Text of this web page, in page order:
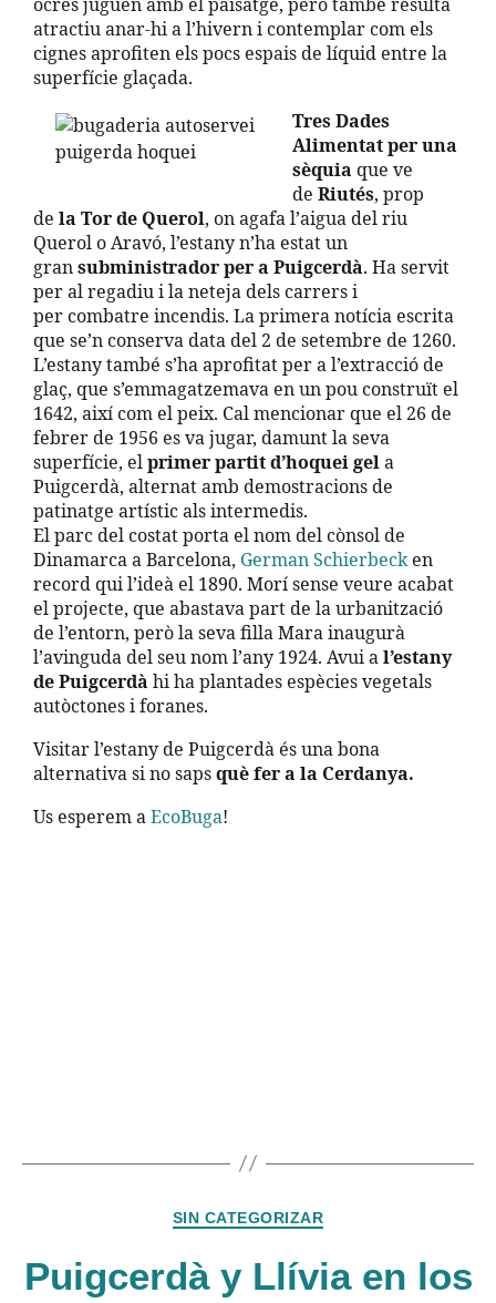
ocres juguen amb el paisatge, però també resulta
atractiu anar-hi a l’hivern i contemplar com els
cignes aprofiten els pocs espais de líquid entre la
superfície glaçada.
Tres Dades
Alimentat per una
sèquia que ve
de Riutés, prop
de la Tor de Querol, on agafa l’aigua del riu
Querol o Aravó, l’estany n’ha estat un
gran subministrador per a Puigcerdà. Ha servit
per al regadiu i la neteja dels carrers i
per combatre incendis. La primera notícia escrita
que se’n conserva data del 2 de setembre de 1260.
L’estany també s’ha aprofitat per a l’extracció de
glaç, que s’emmagatzemava en un pou construït el
1642, així com el peix. Cal mencionar que el 26 de
febrer de 1956 es va jugar, damunt la seva
superfície, el primer partit d’hoquei gel a
Puigcerdà, alternat amb demostracions de
patinatge artístic als intermedis.
El parc del costat porta el nom del cònsol de
Dinamarca a Barcelona, German Schierbecken
record qui l’ideà el 1890. Morí sense veure acabat
el projecte, que abastava part de la urbanització
de l’entorn, però la seva filla Mara inaugurà
l’avinguda del seu nom l’any 1924. Avui a l’estany
de Puigcerdà hi ha plantades espècies vegetals
autòctones i foranes.
Visitar l’estany de Puigcerdà és una bona
alternativa si no saps què fer a la Cerdanya.
Us esperem a EcoBuga!
SIN CATEGORIZAR
Puigcerdà y Llívia en los